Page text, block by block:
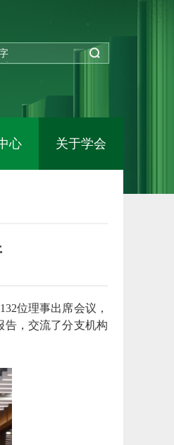
心 关于学会
位理事出席会议，
告，交流了分支机构